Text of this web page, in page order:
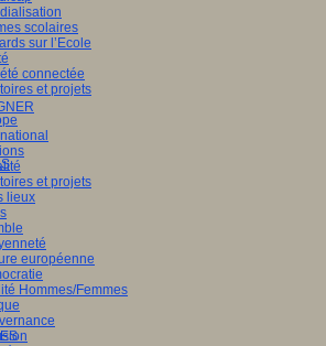
scolaires
sur l’Ecole
connectée
et projets
et projets
lieux
européenne
Hommes/Femmes